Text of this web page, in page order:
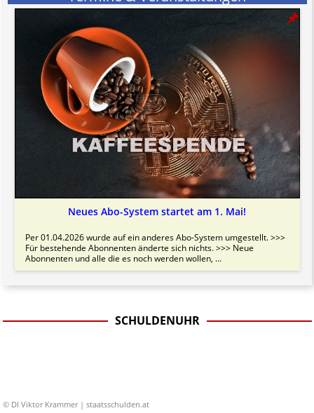
Neues Abo-System startet am 1. Mai!
Per 01.04.2026 wurde auf ein anderes Abo-System umgestellt. >>>
Für bestehende Abonnenten änderte sich nichts. >>> Neue
Abonnenten und alle die es noch werden wollen, ...
SCHULDENUHR
© DI Viktor Krammer | staatsschulden.at